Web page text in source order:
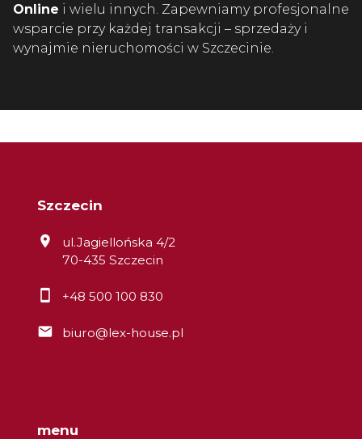
Online i wielu innych. Zapewniamy profesjonalne
wsparcie przy każdej transakcji – sprzedaży i
wynajmie nieruchomości w Szczecinie.
Szczecin
ul.Jagiellońska 4/2
70-435 Szczecin
+48 500 100 830
biuro@lex-house.pl
menu